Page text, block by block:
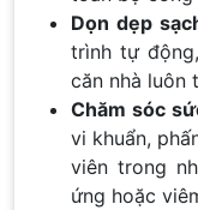
Dọn dẹp
trình tự
căn nhà luôn
Chăm sóc
vi khuẩn,
viên trong
ứng hoặc